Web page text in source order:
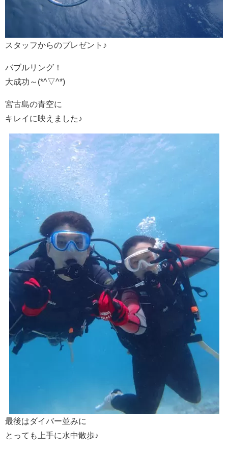
スタッフからのプレゼント♪
バブルリング！
大成功～(*^▽^*)
宮古島の青空に
キレイに映えました♪
最後はダイバー並みに
とっても上手に水中散歩♪